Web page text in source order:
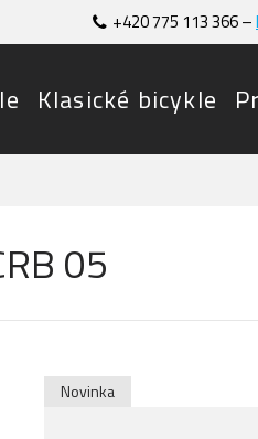
+420 775 113 366 –
Klasické bicykle
05
Novinka